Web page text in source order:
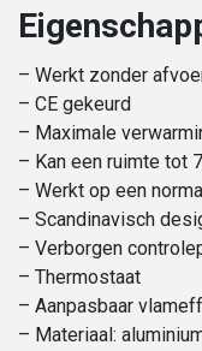
– Werkt zonder
– CE gekeurd
– Maximale
– Kan een ruimte tot
– Werkt op een
– Scandinavisch
– Verborgen
– Thermostaat
– Aanpasbaar
– Materiaal: